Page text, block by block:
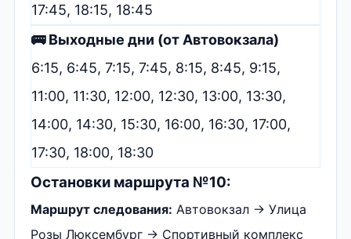
17:45, 18:15, 18:45
🚌 Выходные дни (от Автовокзала)
6:15, 6:45, 7:15, 7:45, 8:15, 8:45, 9:15,
11:00, 11:30, 12:00, 12:30, 13:00, 13:30,
14:00, 14:30, 15:30, 16:00, 16:30, 17:00,
17:30, 18:00, 18:30
Остановки маршрута №10:
Маршрут следования: Автовокзал → Улица
Розы Люксембург → Спортивный комплекс